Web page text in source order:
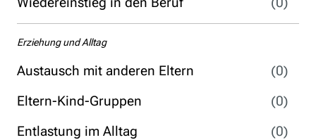
Erziehung und Alltag
Austausch mit anderen Eltern
(0)
Eltern-Kind-Gruppen
(0)
Entlastung im Alltag
(0)